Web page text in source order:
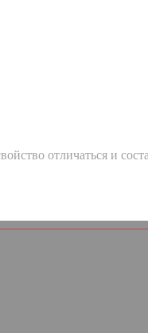
отличаться и